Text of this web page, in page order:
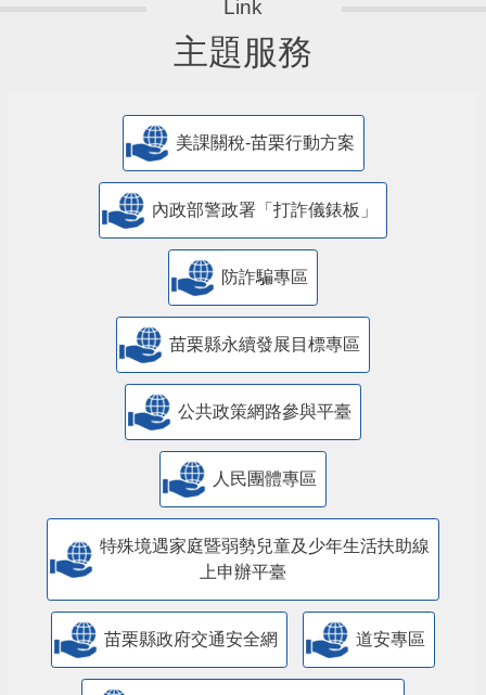
主題服務
美課關稅-苗栗行動方案
內政部警政署「打詐儀錶板」
防詐騙專區
苗栗縣永續發展目標專區
公共政策網路參與平臺
人民團體專區
特殊境遇家庭暨弱勢兒童及少年生活扶助線
上申辦平臺
苗栗縣政府交通安全網 道安專區